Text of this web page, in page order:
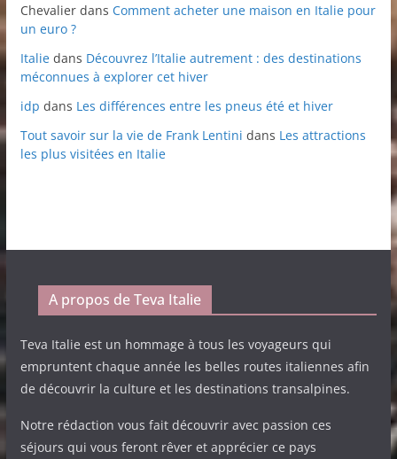
Chevalierdans Comment acheter une maison en Italie pour
un euro ?
Italiedans Découvrez l’Italie autrement : des destinations
méconnues à explorer cet hiver
idp dans Les différences entre les pneus été et hiver
Tout savoir sur la vie de Frank Lentini dans Les attractions
les plus visitées en Italie
A propos de Teva Italie
Teva Italie est un hommage à tous les voyageurs qui
empruntent chaque année les belles routes italiennes afin
de découvrir la culture et les destinations transalpines.
Notre rédaction vous fait découvrir avec passion ces
séjours qui vous feront rêver et apprécier ce pays